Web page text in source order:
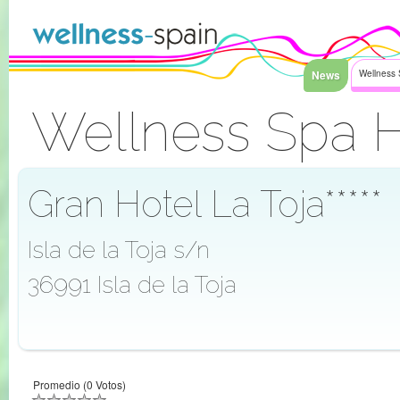
News Wellness
Wellness Spa
Acceder
Gran Hotel La Toja*****
Isla de la Toja s/n
36991 Isla de la Toja
Promedio (0 Votos)